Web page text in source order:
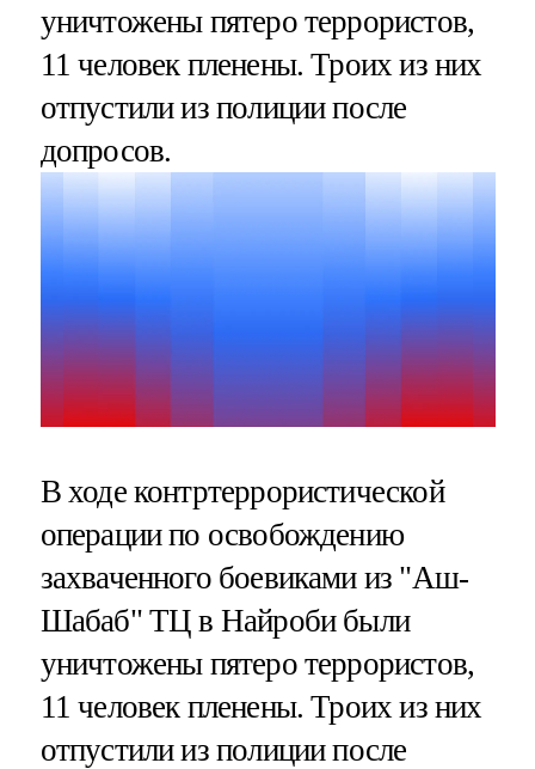
уничтожены пятеро террористов,
11 человек пленены. Троих из них
отпустили из полиции после
допросов.
В ходе контртеррористической
операции по освобождению
захваченного боевиками из "Аш-
Шабаб" ТЦ в Найроби были
уничтожены пятеро террористов,
11 человек пленены. Троих из них
отпустили из полиции после